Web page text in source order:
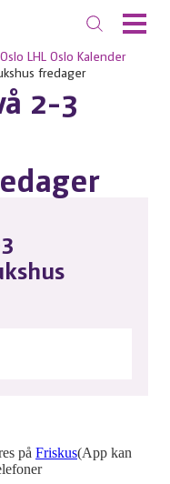
LHL Oslo Kalender
fredager
2-3
på Friskus(App kan